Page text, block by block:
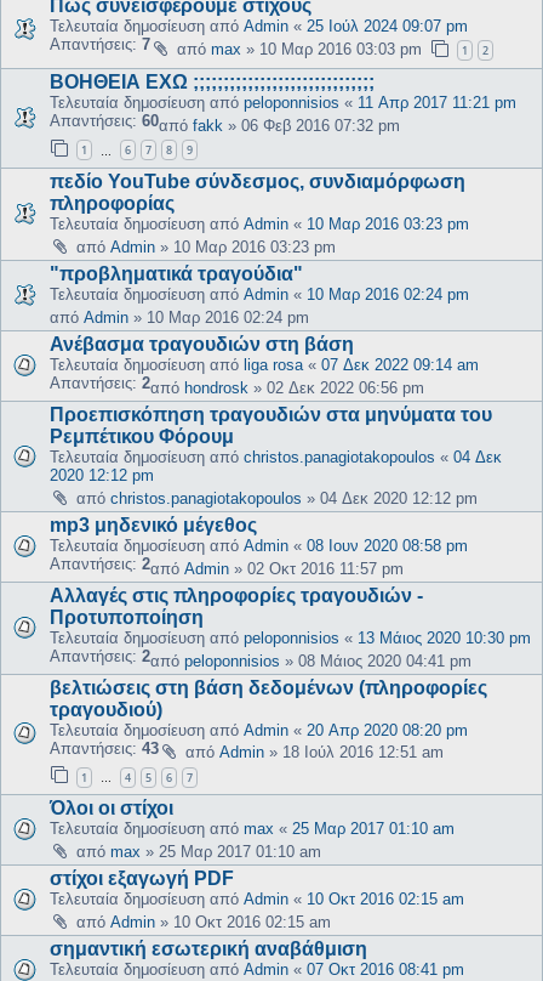
Πώς συνεισφέρουμε στίχους
Τελευταία δημοσίευση από Admin « 25 Ιούλ 2024 09:07 pm
Απαντήσεις: 7 από max » 10 Μαρ 2016 03:03 pm 1 2
ΒΟΗΘΕΙΑ ΕΧΩ ;;;;;;;;;;;;;;;;;;;;;;;;;;;;;;
Τελευταία δημοσίευση από peloponnisios « 11 Απρ 2017 11:21 pm
Απαντήσεις: 60από fakk » 06 Φεβ 2016 07:32 pm
1 6 7 8 9
πεδίο YouTube σύνδεσμος, συνδιαμόρφωση
πληροφορίας
Τελευταία δημοσίευση από Admin « 10 Μαρ 2016 03:23 pm
από Admin » 10 Μαρ 2016 03:23 pm
"προβληματικά τραγούδια"
Τελευταία δημοσίευση από Admin « 10 Μαρ 2016 02:24 pm
από Admin » 10 Μαρ 2016 02:24 pm
Ανέβασμα τραγουδιών στη βάση
Τελευταία δημοσίευση από liga rosa « 07 Δεκ 2022 09:14 am
Απαντήσεις: 2από hondrosk » 02 Δεκ 2022 06:56 pm
Προεπισκόπηση τραγουδιών στα μηνύματα του
Ρεμπέτικου Φόρουμ
Τελευταία δημοσίευση από christos.panagiotakopoulos « 04 Δεκ
2020 12:12 pm
από christos.panagiotakopoulos » 04 Δεκ 2020 12:12 pm
mp3 μηδενικό μέγεθος
Τελευταία δημοσίευση από Admin « 08 Ιουν 2020 08:58 pm
Απαντήσεις: 2από Admin » 02 Οκτ 2016 11:57 pm
Αλλαγές στις πληροφορίες τραγουδιών -
Προτυποποίηση
Τελευταία δημοσίευση από peloponnisios « 13 Μάιος 2020 10:30 pm
Απαντήσεις: 2από peloponnisios » 08 Μάιος 2020 04:41 pm
βελτιώσεις στη βάση δεδομένων (πληροφορίες
τραγουδιού)
Τελευταία δημοσίευση από Admin « 20 Απρ 2020 08:20 pm
Απαντήσεις: 43 από Admin » 18 Ιούλ 2016 12:51 am
1 … 4 5 6 7
Όλοι οι στίχοι
Τελευταία δημοσίευση από max « 25 Μαρ 2017 01:10 am
από max » 25 Μαρ 2017 01:10 am
στίχοι εξαγωγή PDF
Τελευταία δημοσίευση από Admin « 10 Οκτ 2016 02:15 am
από Admin » 10 Οκτ 2016 02:15 am
σημαντική εσωτερική αναβάθμιση
Τελευταία δημοσίευση από Admin « 07 Οκτ 2016 08:41 pm